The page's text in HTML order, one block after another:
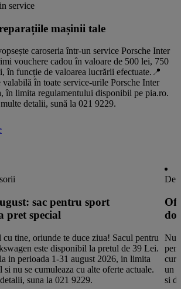
service
mașinii tale
caroseria într-un service Porsche Inter
vouchere cadou în valoare de 500 lei, 750
în funcție de valoarea lucrării efectuate.📍
valabilă în toate service-urile Porsche Inter
în limita regulamentului disponibil pe pia.ro.
detalii, sună la 021 9229.
sac pentru sport
pret special
tine, oriunde te duce ziua! Sacul pentru
este disponibil la pretul de 39 Lei.
in perioada 1-31 august 2026, in limita
nu se cumuleaza cu alte oferte actuale.
suna la 021 9229.
De
Nu
un
si